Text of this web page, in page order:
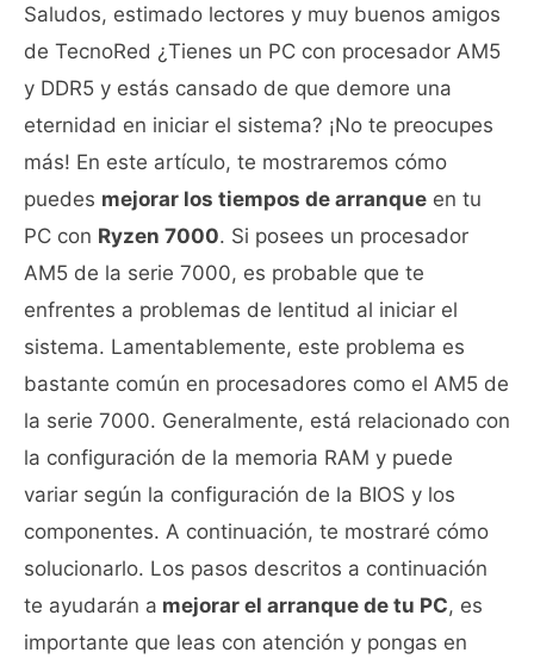
Saludos, estimado lectores y muy buenos amigos
de TecnoRed ¿Tienes un PC con procesador AM5
y DDR5 y estás cansado de que demore una
eternidad en iniciar el sistema? ¡No te preocupes
más! En este artículo, te mostraremos cómo
puedes mejorar los tiempos de arranque en tu
PC con Ryzen 7000. Si posees un procesador
AM5 de la serie 7000, es probable que te
enfrentes a problemas de lentitud al iniciar el
sistema. Lamentablemente, este problema es
bastante común en procesadores como el AM5 de
la serie 7000. Generalmente, está relacionado con
la configuración de la memoria RAM y puede
variar según la configuración de la BIOS y los
componentes. A continuación, te mostraré cómo
solucionarlo. Los pasos descritos a continuación
te ayudarán a mejorar el arranque de tu PC, es
importante que leas con atención y pongas en